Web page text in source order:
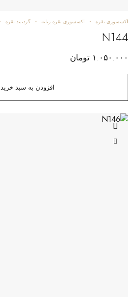
افزودن به سبد خرید
اکسسوری نقره اکسسوری نقره زنانه گردنبند نقره
N144
۱.۰۵۰.۰۰۰ تومان